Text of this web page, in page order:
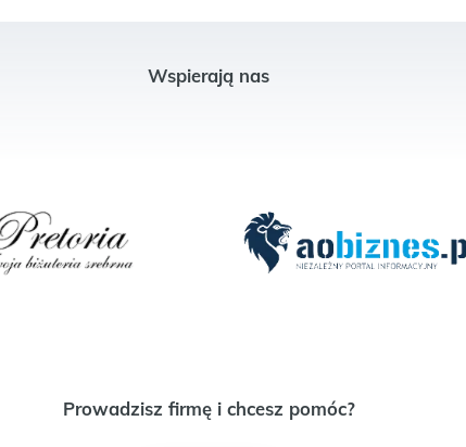
Wspierają nas
Prowadzisz firmę i chcesz pomóc?